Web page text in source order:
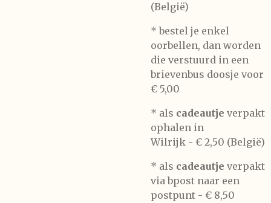
(België)
* bestel je enkel
oorbellen, dan worden
die verstuurd in een
brievenbus doosje voor
€ 5,00
* als cadeautje verpakt
ophalen in
Wilrijk - € 2,50 (België)
* als cadeautje verpakt
via bpost naar een
postpunt - € 8,50